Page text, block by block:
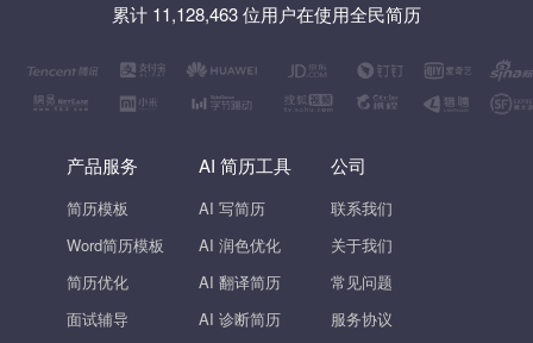
累计 11,128,463 位用户在使用全民简历
产品服务
简历模板
Word简历模板
简历优化
面试辅导
AI 简历工具
AI 写简历
AI 润色优化
AI 翻译简历
AI 诊断简历
公司
联系我们
关于我们
常见问题
服务协议